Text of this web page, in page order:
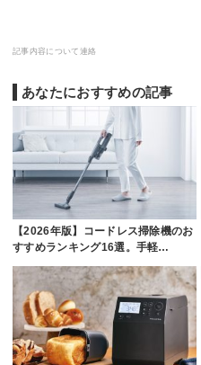
記事内容について連絡
あなたにおすすめの記事
【2026年版】コードレス掃除機のお
すすめランキング16選。手軽…